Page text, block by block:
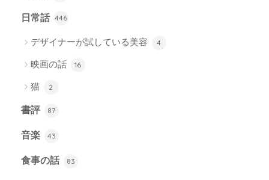
日常話 446
デザイナーが試している美容 4
映画の話 16
猫 2
書評 87
音楽 43
食事の話 83